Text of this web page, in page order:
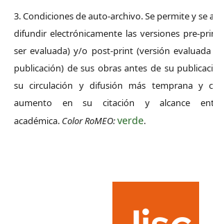
3. Condiciones de auto-archivo. Se permite y se
difundir electrónicamente las versiones pre-
ser evaluada) y/o post-print (versión
publicación) de sus obras antes de su
su circulación y difusión más temprana y
aumento en su citación y alcance
académica. Color RoMEO:verde.